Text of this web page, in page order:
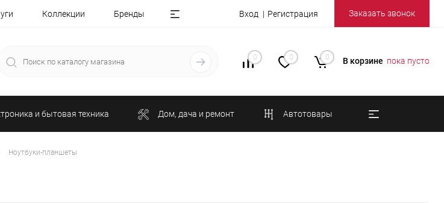
Коллекции Бренды Вход Регистрация Заказать звонок
0 0 0 В корзине пока пусто
и бытовая техника Дом, дача и ремонт Автотовары
Ноутбуки-планшеты